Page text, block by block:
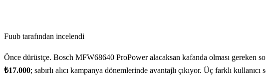
Fuub tarafından incelendi
Önce dürüstçe. Bosch MFW68640 ProPower alacaksan kafanda olması gereken
₺17.000; sabırlı alıcı kampanya dönemlerinde avantajlı çıkıyor. Üç farklı